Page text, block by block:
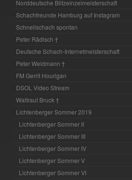
Norddeutsche Blitzeinzelmeisterschaft
Schachfreunde Hamburg auf Instagram
Schnellschach spontan
Peter Rädisch †
Deutsche Schach-Internetmeisterschaft
Peter Weidmann †
FM Gerrit Hourigan
DSOL Video Stream
Waltraut Bruck †
Lichtenberger Sommer 2019
Lichtenberger Sommer II
Lichtenberger Sommer III
Lichtenberger Sommer IV
Lichtenberger Sommer V
Lichtenberger Sommer VI